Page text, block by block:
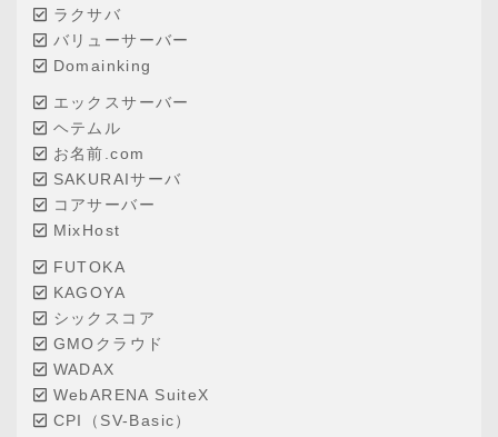
ラクサバ
バリューサーバー
Domainking
エックスサーバー
ヘテムル
お名前.com
SAKURAIサーバ
コアサーバー
MixHost
FUTOKA
KAGOYA
シックスコア
GMOクラウド
WADAX
WebARENA SuiteX
CPI（SV-Basic）